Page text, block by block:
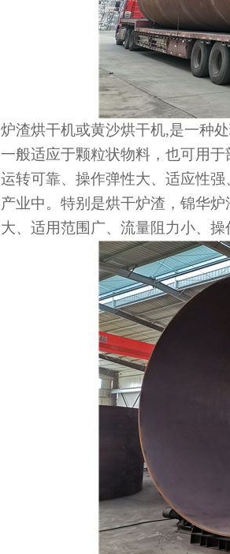
炉渣烘干机或黄沙烘干机,是一种
一般适应于颗粒状物料，也可用
运转可靠、操作弹性大、适应性
产业中。特别是烘干炉渣，锦华
大、适用范围广、流量阻力小、操